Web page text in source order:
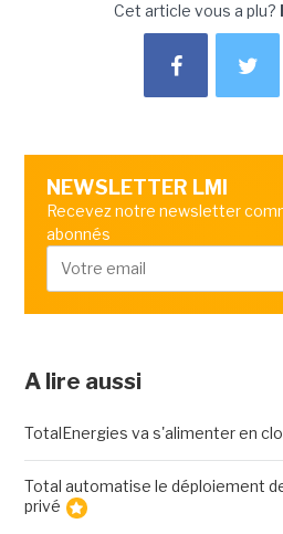
Cet article vous a plu?
NEWSLETTER LMI
Recevez notre newsletter
abonnés
A lire aussi
TotalEnergies va s'alimenter en
Total automatise le déploiement
privé